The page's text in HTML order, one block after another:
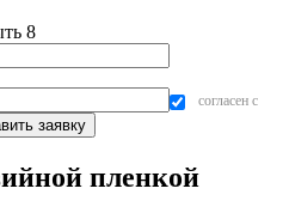
8
согласен с
пленкой